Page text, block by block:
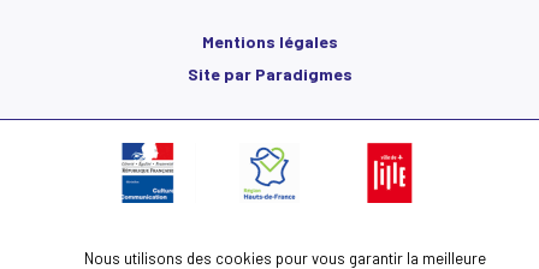
Mentions légales
Site par Paradigmes
Nous utilisons des cookies pour vous garantir la meilleure